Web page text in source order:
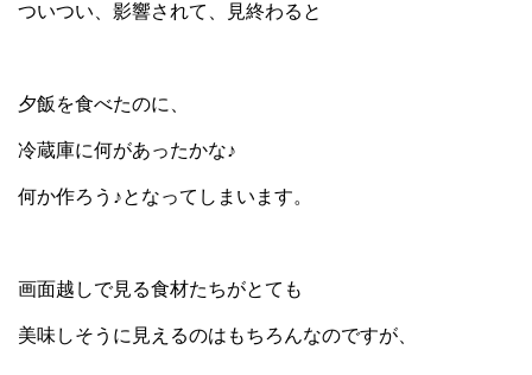
ついつい、影響されて、見終わると
夕飯を食べたのに、
冷蔵庫に何があったかな♪
何か作ろう♪となってしまいます。
画面越しで見る食材たちがとても
美味しそうに見えるのはもちろんなのですが、